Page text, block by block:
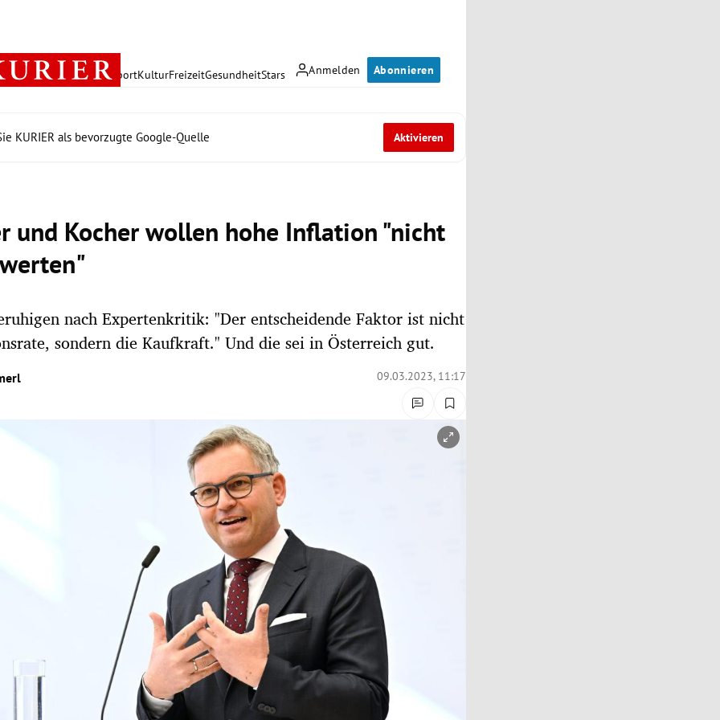
Anmelden Abonnieren
PolitikWirtschaft SportKulturFreizeitGesundheitStars
KURIER als bevorzugte Google-Quelle Aktivieren
und Kocher wollen hohe Inflation "nicht
nach Expertenkritik: "Der entscheidende Faktor ist nicht
sondern die Kaufkraft." Und die sei in Österreich gut.
09.03.2023, 11:17
öffnen/schließen